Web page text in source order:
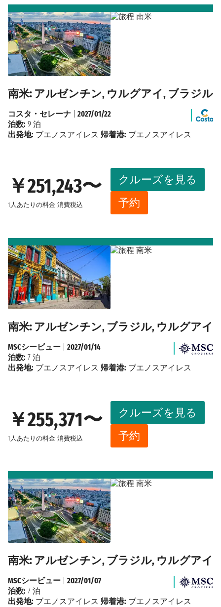
南米: アルゼンチン, ウルグアイ, ブラジル
￥251,243〜
1人あたりの料金 消費税込
クルーズを見る
予約
コスタ・セレーナ
2027/01/22
泊数: 9 泊
出発地: ブエノスアイレス 帰着港: ブエノスアイレス
南米: アルゼンチン, ブラジル, ウルグアイ
￥255,371〜
1人あたりの料金 消費税込
クルーズを見る
予約
MSCシービュー
2027/01/14
泊数: 7 泊
出発地: ブエノスアイレス 帰着港: ブエノスアイレス
南米: アルゼンチン, ブラジル, ウルグアイ
MSCシービュー
2027/01/07
泊数: 7 泊
出発地: ブエノスアイレス 帰着港: ブエノスアイレス